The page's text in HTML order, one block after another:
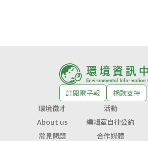
訂閱電子報
捐款支持
環境徵才
活動
About us
編輯室自律公約
常見問題
合作媒體